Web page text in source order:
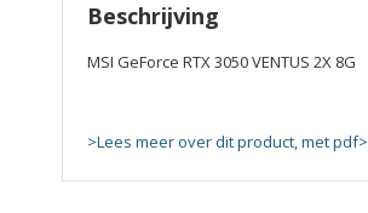
Beschrijving
MSI GeForce RTX 3050 VENTUS 2X 8G
>Lees meer over dit product, met pdf>